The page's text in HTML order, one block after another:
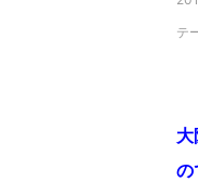
テ
の